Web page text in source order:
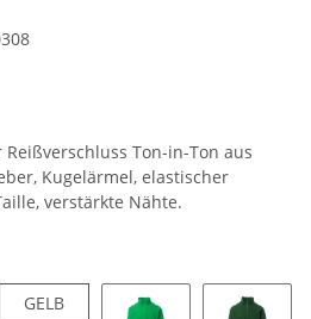
Ton-in-Ton aus
Kugelärmel, elastischer
verstärkte Nähte.
GELBGELB